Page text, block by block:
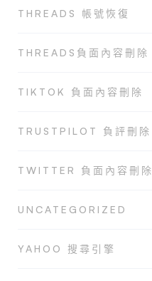
THREADS 帳號恢復
THREADS負面內容刪除
TIKTOK 負面內容刪除
TRUSTPILOT 負評刪除
TWITTER 負面內容刪除
UNCATEGORIZED
YAHOO 搜尋引擎